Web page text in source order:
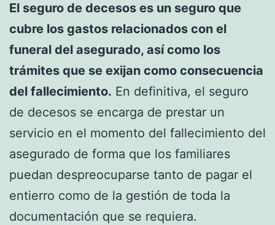
El seguro de decesos es un seguro que
cubre los gastos relacionados con el
funeral del asegurado, así como los
trámites que se exijan como consecuencia
del fallecimiento. En definitiva, el seguro
de decesos se encarga de prestar un
servicio en el momento del fallecimiento del
asegurado de forma que los familiares
puedan despreocuparse tanto de pagar el
entierro como de la gestión de toda la
documentación que se requiera.